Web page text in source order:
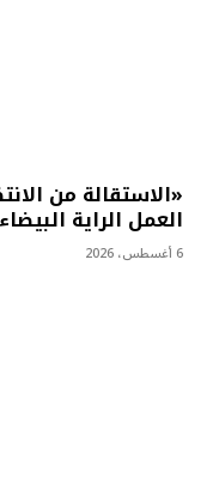
«الاستقالة من
العمل الراية
6 أغسطس، 2026